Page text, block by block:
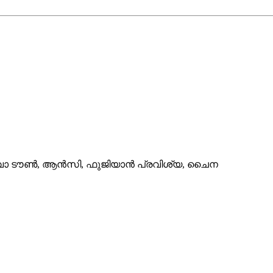
ടൗൺ, ആൻസി, ഫുജിയാൻ പ്രവിശ്യ, ചൈന